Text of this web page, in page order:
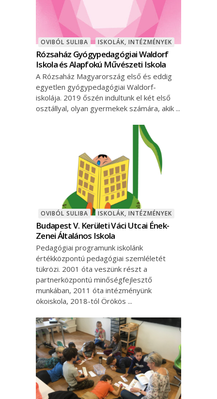
OVIBÓL SULIBA ISKOLÁK, INTÉZMÉNYEK
Rózsaház Gyógypedagógiai Waldorf
Iskola és Alapfokú Művészeti Iskola
A Rózsaház Magyarország első és eddig
egyetlen gyógypedagógiai Waldorf-
iskolája. 2019 őszén indultunk el két első
osztállyal, olyan gyermekek számára, akik
OVIBÓL SULIBA ISKOLÁK, INTÉZMÉNYEK
Budapest V. Kerületi Váci Utcai Ének-
Zenei Általános Iskola
Pedagógiai programunk iskolánk
értékközpontú pedagógiai szemléletét
tükrözi. 2001 óta veszünk részt a
partnerközpontú minőségfejlesztő
munkában, 2011 óta intézményünk
ökoiskola, 2018-tól Örökös